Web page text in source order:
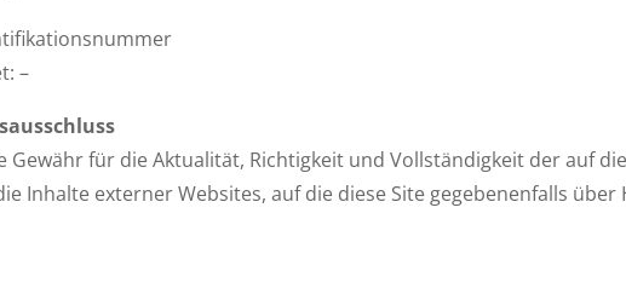
–
Gewähr für die Aktualität, Richtigkeit und Vollständigkeit der auf
Inhalte externer Websites, auf die diese Site gegebenenfalls